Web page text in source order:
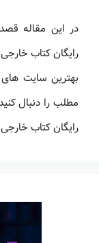
در این مقاله
رایگان کتاب
بهترین سایت های
مطلب را دنبال
رایگان کتاب